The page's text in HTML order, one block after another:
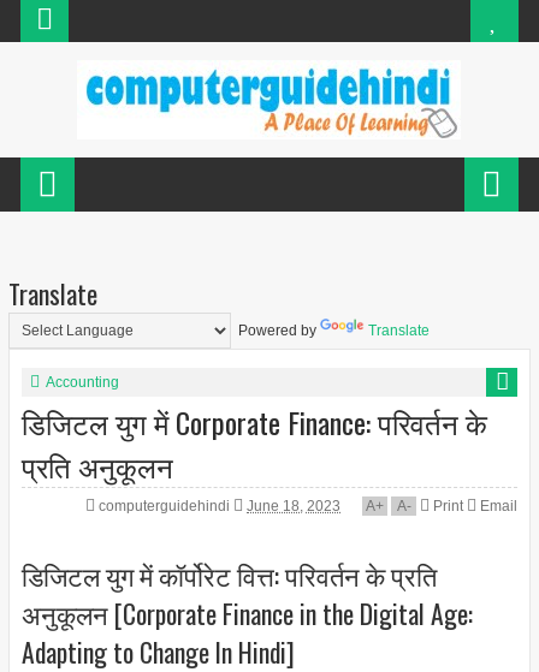
Translate
Powered by Translate
Accounting
डिजिटल युग में Corporate Finance: परिवर्तन के
प्रति अनुकूलन
computerguidehindi June 18, 2023 A+ A- Print Email
डिजिटल युग में कॉर्पोरेट वित्त: परिवर्तन के प्रति
अनुकूलन [Corporate Finance in the Digital Age:
Adapting to Change In Hindi]